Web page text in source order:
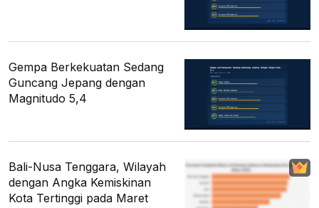
Gempa Berkekuatan Sedang
Guncang Jepang dengan
Magnitudo 5,4
Bali-Nusa Tenggara, Wilayah
dengan Angka Kemiskinan
Kota Tertinggi pada Maret